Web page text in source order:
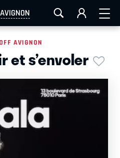
CAEN LA ROCHELLE
AVIGNON
et s’envoler